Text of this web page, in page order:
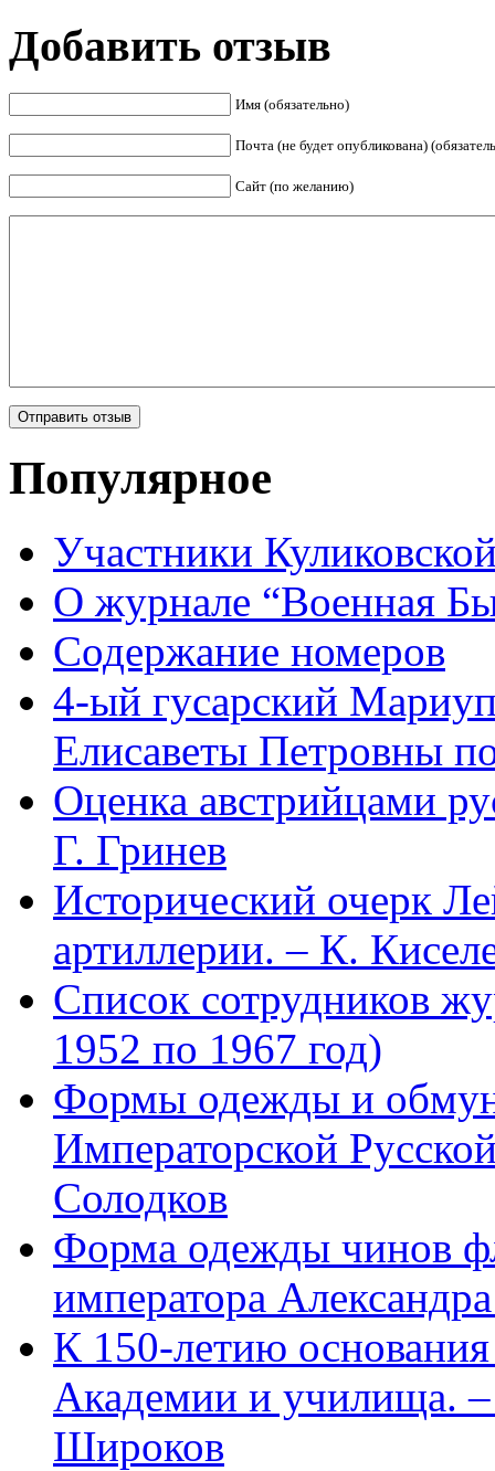
Добавить отзыв
Имя (обязательно)
Почта (не будет опубликована)
Сайт (по желанию)
Популярное
Участники
О журнале “Военная
Содержание номеров
4-ый гусарский
Елисаветы Петровны
Оценка австрийцами
Г. Гринев
Исторический очерк
артиллерии. – К.
Список сотрудников
1952 по 1967 год)
Формы одежды и
Императорской
Солодков
Форма одежды чинов
императора
К 150-летию
Академии и училища.
Широков